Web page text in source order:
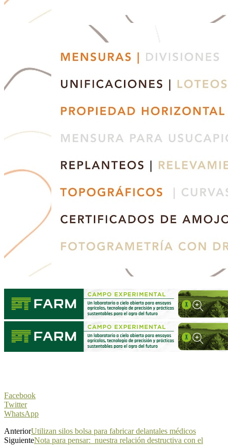
Facebook
Twitter
WhatsApp
AnteriorUtilizan silos bolsa para fabricar delantales médicos
SiguienteNota para pensar: nuestra relación destructiva con el